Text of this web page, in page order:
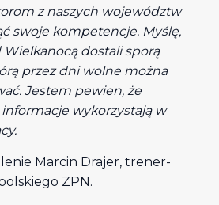
z naszych województw
swoje kompetencje. Myślę,
Wielkanocą dostali sporą
przez dni wolne można
Jestem pewien, że
wykorzystają w
Marcin Drajer, trener-
ZPN.